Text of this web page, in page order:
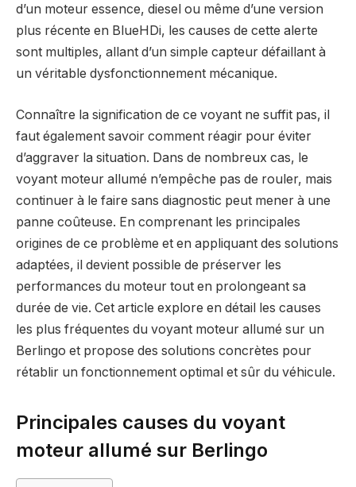
d’un moteur essence, diesel ou même d’une version
plus récente en BlueHDi, les causes de cette alerte
sont multiples, allant d’un simple capteur défaillant à
un véritable dysfonctionnement mécanique.
Connaître la signification de ce voyant ne suffit pas, il
faut également savoir comment réagir pour éviter
d’aggraver la situation. Dans de nombreux cas, le
voyant moteur allumé n’empêche pas de rouler, mais
continuer à le faire sans diagnostic peut mener à une
panne coûteuse. En comprenant les principales
origines de ce problème et en appliquant des solutions
adaptées, il devient possible de préserver les
performances du moteur tout en prolongeant sa
durée de vie. Cet article explore en détail les causes
les plus fréquentes du voyant moteur allumé sur un
Berlingo et propose des solutions concrètes pour
rétablir un fonctionnement optimal et sûr du véhicule.
Principales causes du voyant
moteur allumé sur Berlingo